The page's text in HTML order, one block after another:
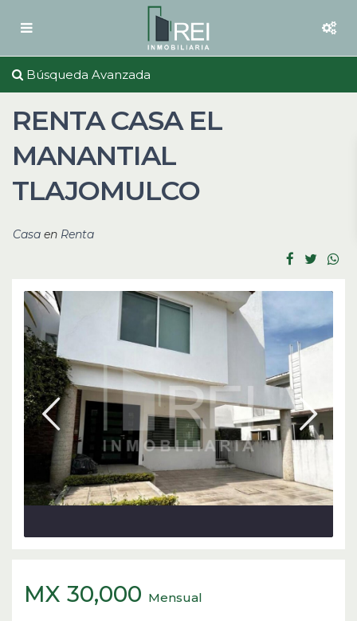
Búsqueda Avanzada
RENTA CASA EL
MANANTIAL
TLAJOMULCO
Casa en Renta
MX 30,000 Mensual